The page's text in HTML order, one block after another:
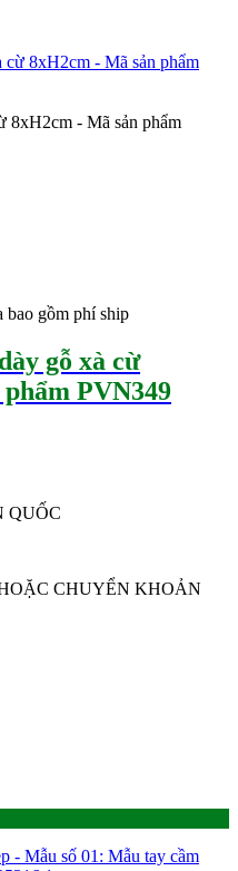
8xH2cm - Mã sản phẩm
bao gồm phí ship
gỗ xà cừ
PVN349
QUỐC
CHUYỂN KHOẢN